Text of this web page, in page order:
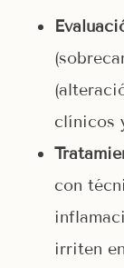
clínicos
con
irriten